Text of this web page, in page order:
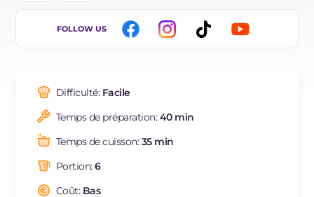
IT
ES
NL
BR
FOLLOW US
Difficulté: Facile
Temps de préparation:40 min
Temps de cuisson:35 min
Portion:6
Coût: Bas